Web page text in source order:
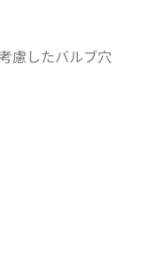
慮したバルブ穴